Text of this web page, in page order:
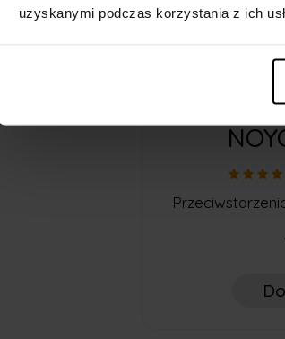
uzyskanymi podczas korzystania z ich